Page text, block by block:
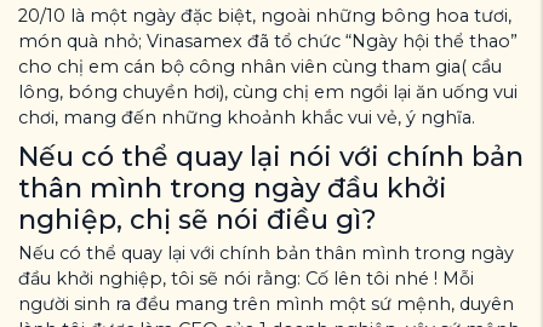
20/10 là một ngày đặc biệt, ngoài những bông hoa tươi,
món quà nhỏ; Vinasamex đã tổ chức “Ngày hội thể thao”
cho chị em cán bộ công nhân viên cùng tham gia( cầu
lông, bóng chuyền hơi), cùng chị em ngồi lại ăn uống vui
chơi, mang đến những khoảnh khắc vui vẻ, ý nghĩa.
Nếu có thể quay lại nói với chính bản
thân mình trong ngày đầu khởi
nghiệp, chị sẽ nói điều gì?
Nếu có thể quay lại với chính bản thân mình trong ngày
đầu khởi nghiệp, tôi sẽ nói rằng: Cố lên tôi nhé ! Mỗi
người sinh ra đều mang trên mình một sứ mệnh, duyên